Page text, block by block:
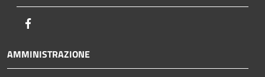
AMMINISTRAZIONE